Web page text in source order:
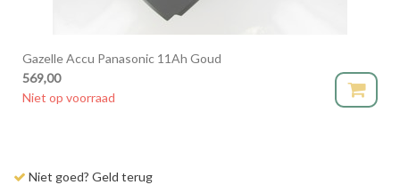
Gazelle Accu Panasonic 11Ah Goud
569,00
Niet op voorraad
Niet goed? Geld terug